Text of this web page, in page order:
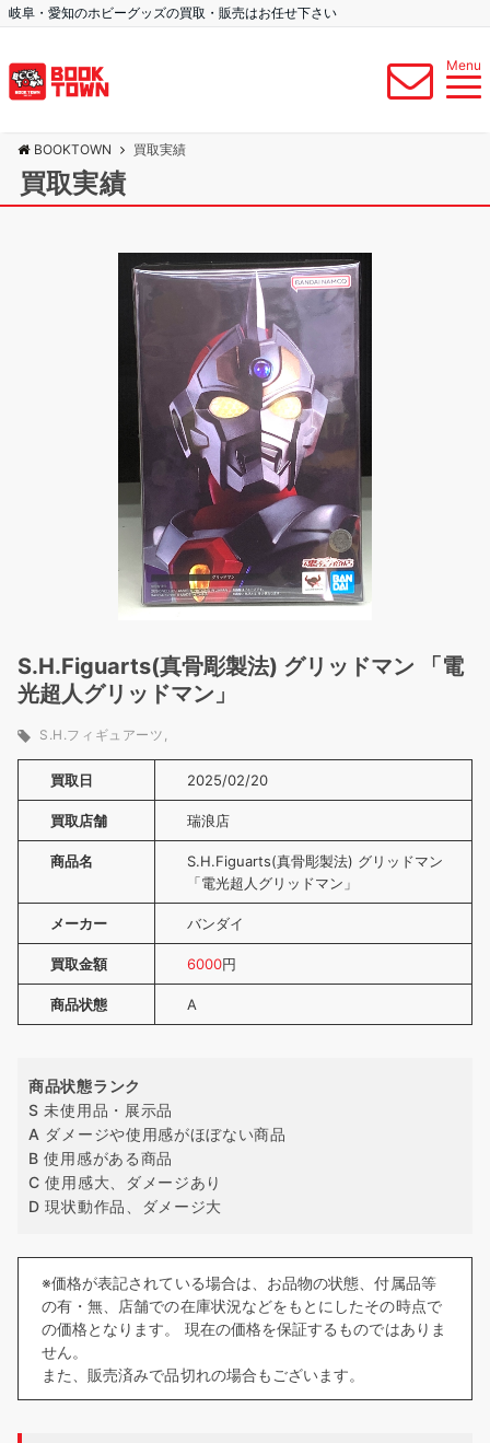
岐阜・愛知のホビーグッズの買取・販売はお任せ下さい
Menu
BOOKTOWN 買取実績
買取実績
S.H.Figuarts(真骨彫製法) グリッドマン 「電
光超人グリッドマン」
S.H.フィギュアーツ
買取日 2025/02/20
買取店舗 瑞浪店
商品名
S.H.Figuarts(真骨彫製法) グリッドマン
「電光超人グリッドマン」
メーカー バンダイ
買取金額 6000円
商品状態 A
商品状態ランク
S 未使用品・展示品
A ダメージや使用感がほぼない商品
B 使用感がある商品
C 使用感大、ダメージあり
D 現状動作品、ダメージ大
※価格が表記されている場合は、お品物の状態、付属品等
の有・無、店舗での在庫状況などをもとにしたその時点で
の価格となります。 現在の価格を保証するものではありま
せん。
また、販売済みで品切れの場合もございます。